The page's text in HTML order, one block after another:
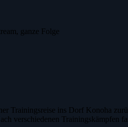
Trainingsreise ins Dorf Konoha
verschiedenen Trainingskämpfen